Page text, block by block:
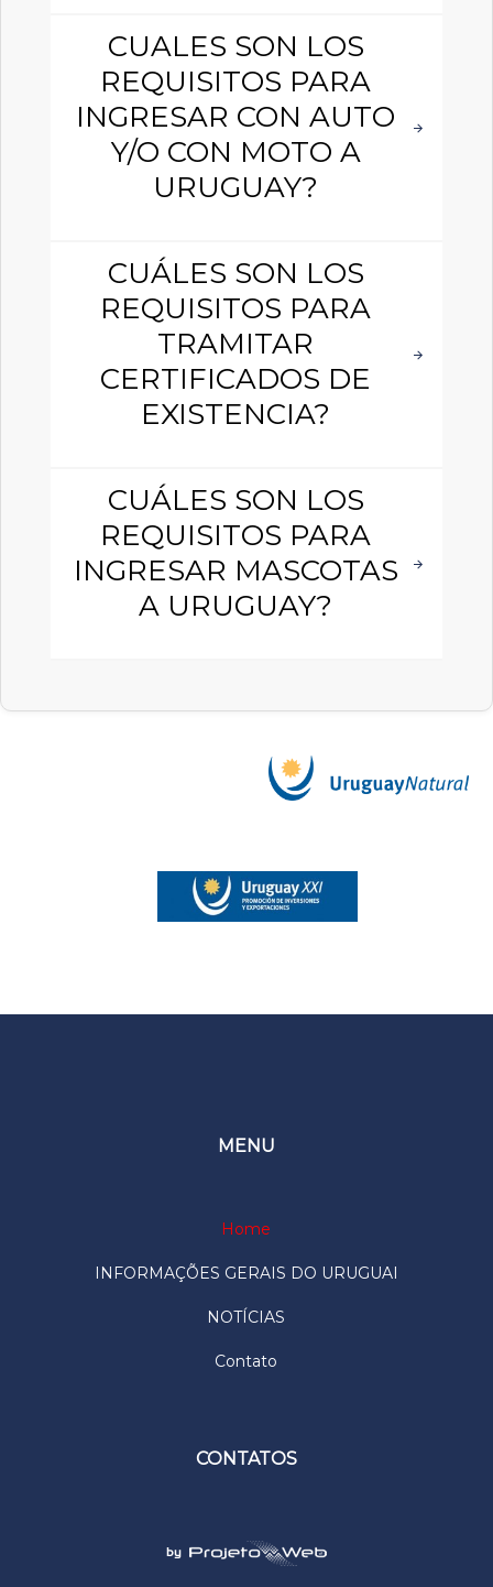
CUALES SON LOS
REQUISITOS PARA
INGRESAR CON AUTO
Y/O CON MOTO A
URUGUAY?
CUÁLES SON LOS
REQUISITOS PARA
TRAMITAR
CERTIFICADOS DE
EXISTENCIA?
CUÁLES SON LOS
REQUISITOS PARA
INGRESAR MASCOTAS
A URUGUAY?
MENU
Home
INFORMAÇÕES GERAIS DO URUGUAI
NOTÍCIAS
Contato
CONTATOS